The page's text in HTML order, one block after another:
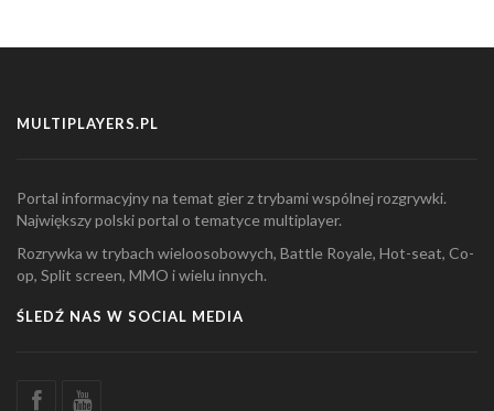
MULTIPLAYERS.PL
Portal informacyjny na temat gier z trybami wspólnej rozgrywki.
Największy polski portal o tematyce multiplayer.
Rozrywka w trybach wieloosobowych, Battle Royale, Hot-seat, Co-
op, Split screen, MMO i wielu innych.
ŚLEDŹ NAS W SOCIAL MEDIA